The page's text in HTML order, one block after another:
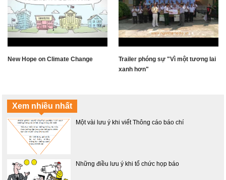
New Hope on Climate Change
Trailer phóng sự "Vì một tương lai
xanh hơn"
Xem nhiều nhất
Một vài lưu ý khi viết Thông cáo báo chí
Những điều lưu ý khi tổ chức họp báo